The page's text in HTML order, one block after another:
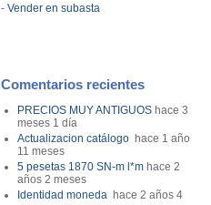
- Vender en subasta
Comentarios recientes
PRECIOS MUY ANTIGUOS hace 3
meses 1 día
Actualizacion catálogo hace 1 año
11 meses
5 pesetas 1870 SN-m l*m hace 2
años 2 meses
Identidad moneda hace 2 años 4